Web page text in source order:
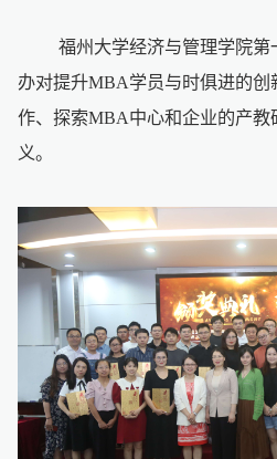
福州大学经济与管理学院
办对提升MBA学员与时俱进的
作、探索MBA中心和企业的产教
义。